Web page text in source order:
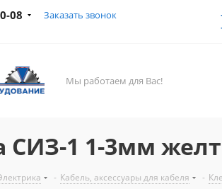
08 Заказать звонок
Мы работаем для Вас!
СИЗ-1 1-3мм
- Кабель, аксессуары для кабеля -